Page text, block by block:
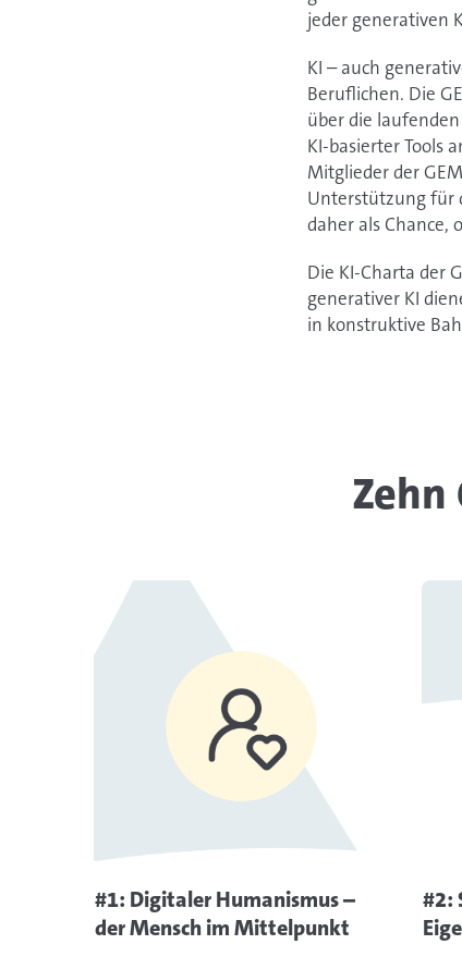
jeder generativen
KI – auch
Beruflichen. Die
über die
KI-basierter Tools
Mitglieder der
Unterstützung für
daher als Chance,
Die KI-Charta der
generativer KI
in konstruktive
#1: Digitaler Humanismus –
der Mensch im Mittelpunkt
Mehr Informationen
#2: